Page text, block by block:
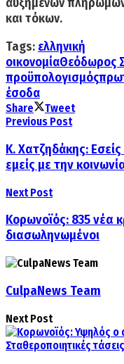
και τόκων.
Tags: ελληνική
οικονομίαΘεόδωρος
προϋπολογισμός
έσοδα
Share
Tweet
Previous Post
Κ. Χατζηδάκης:
εμείς με την
Next Post
Κορωνοϊός: 835 νέα
διασωληνωμένοι
CulpaNews Team
Next Post